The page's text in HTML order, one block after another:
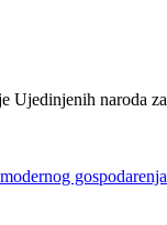
Ujedinjenih naroda
gospodarenja